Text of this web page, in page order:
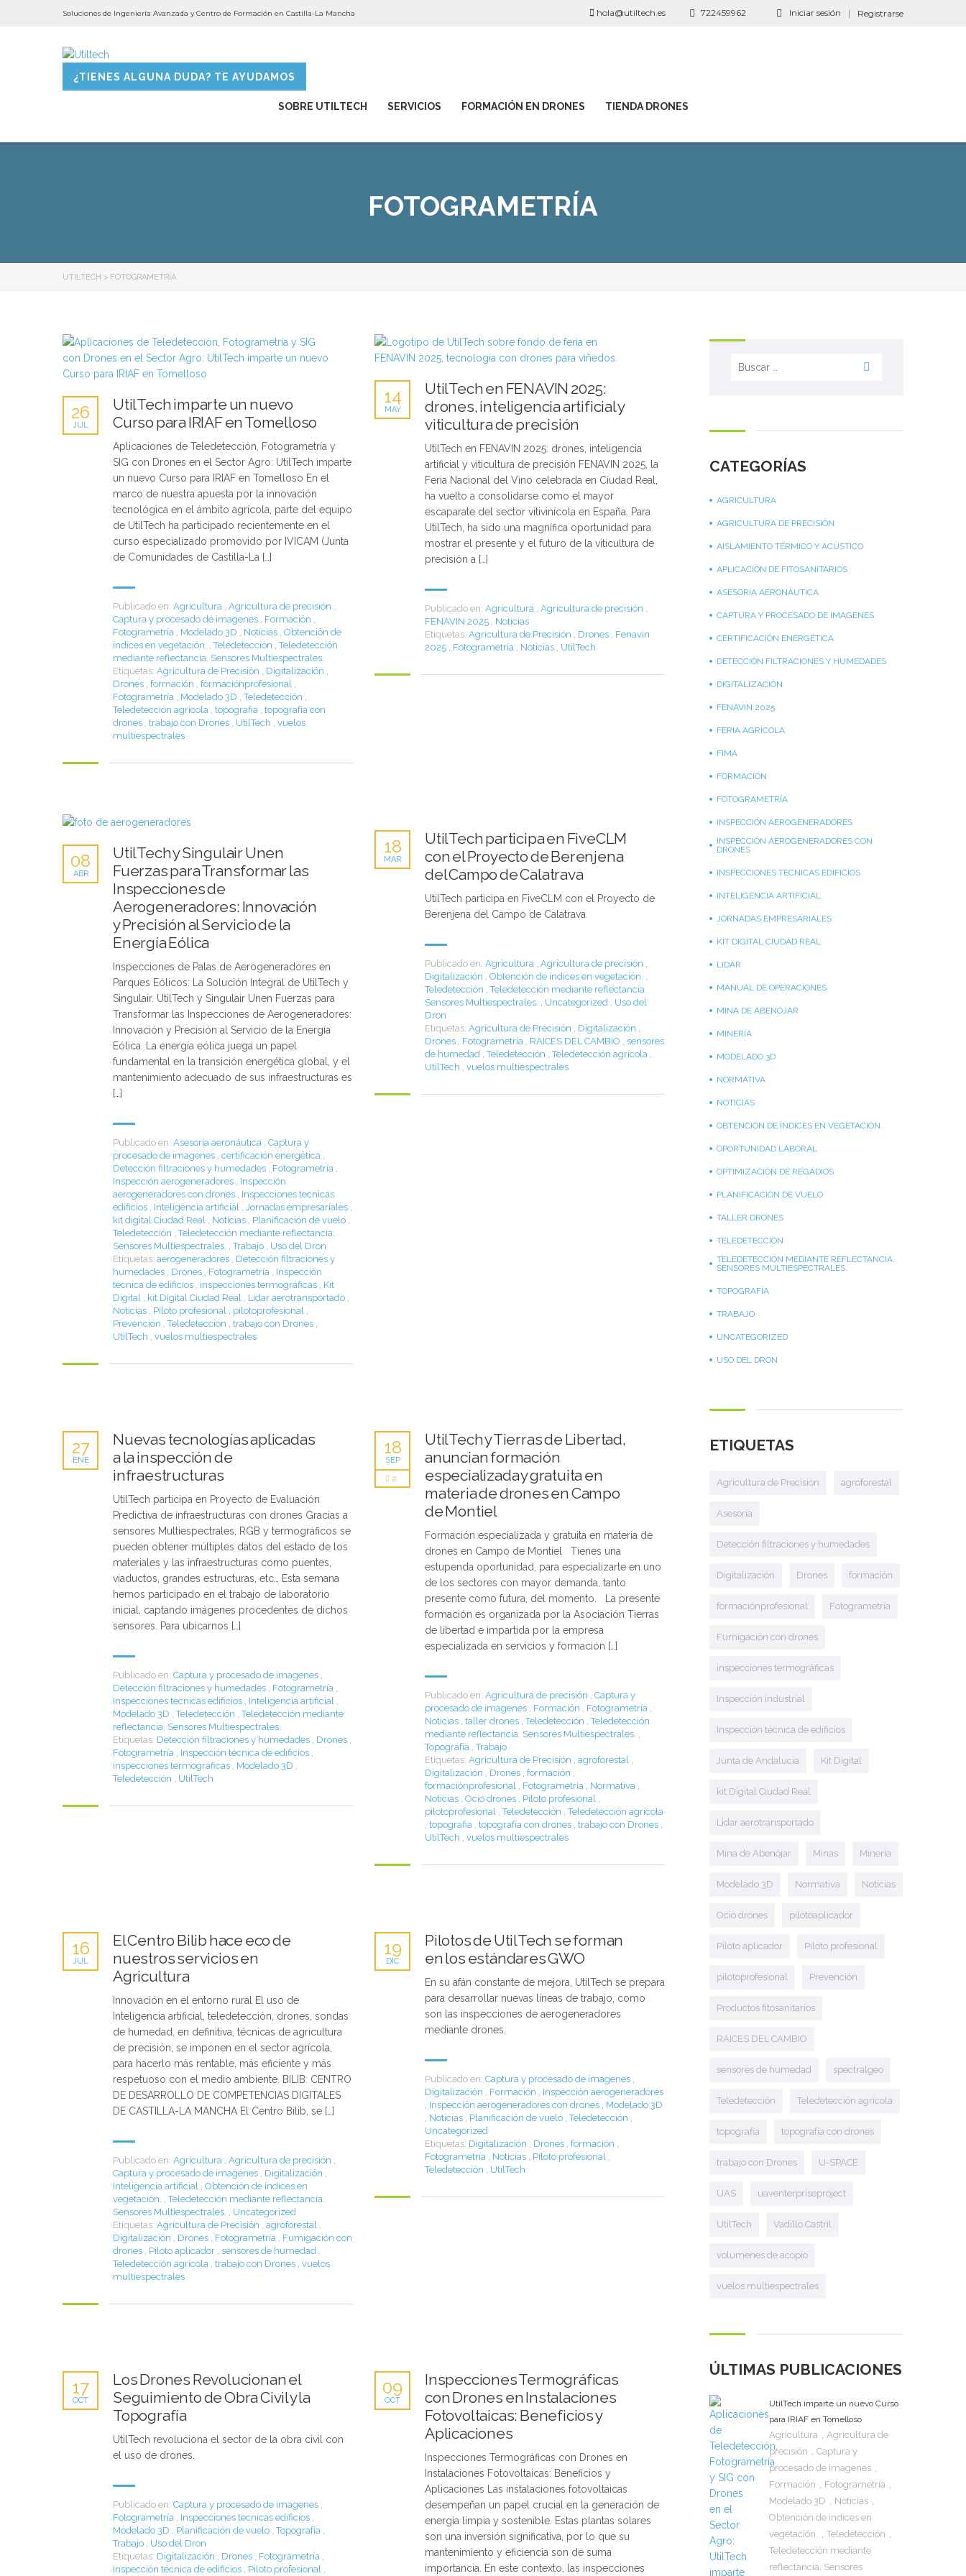
Iniciar sesión Registrarse
Soluciones de Ingeniería Avanzada y Centro de Formación en Castilla-La Mancha 722459962
hola@utiltech.es
¿TIENES ALGUNA DUDA? TE AYUDAMOS
SOBRE UTILTECH SERVICIOS FORMACIÓN EN DRONES TIENDA DRONES
FOTOGRAMETRÍA
UTILTECH > FOTOGRAMETRÍA
UtilTech imparte un nuevo
Curso para IRIAF en Tomelloso
26
JUL
Aplicaciones de Teledetección, Fotogrametría y
SIG con Drones en el Sector Agro: UtilTech imparte
un nuevo Curso para IRIAF en Tomelloso En el
marco de nuestra apuesta por la innovación
tecnológica en el ámbito agrícola, parte del equipo
de UtilTech ha participado recientemente en el
curso especializado promovido por IVICAM (Junta
de Comunidades de Castilla-La […]
Publicado en: Agricultura , Agricultura de precisión ,
Captura y procesado de imagenes , Formación ,
Fotogrametría , Modelado 3D , Noticias , Obtención de
índices en vegetación. , Teledetección , Teledetección
mediante reflectancia. Sensores Multiespectrales.
Etiquetas: Agricultura de Precisión , Digitalización ,
Drones , formación , formaciónprofesional ,
Fotogrametría , Modelado 3D , Teledetección ,
Teledetección agrícola , topografia , topografía con
drones , trabajo con Drones , UtilTech , vuelos
multiespectrales
UtilTech en FENAVIN 2025:
drones, inteligencia artificial y
viticultura de precisión
14
MAY
UtilTech en FENAVIN 2025: drones, inteligencia
artificial y viticultura de precisión FENAVIN 2025, la
Feria Nacional del Vino celebrada en Ciudad Real,
ha vuelto a consolidarse como el mayor
escaparate del sector vitivinícola en España. Para
UtilTech, ha sido una magnífica oportunidad para
mostrar el presente y el futuro de la viticultura de
precisión a […]
Publicado en: Agricultura , Agricultura de precisión ,
FENAVIN 2025 , Noticias
Etiquetas: Agricultura de Precisión , Drones , Fenavin
2025 , Fotogrametría , Noticias , UtilTech
UtilTech y Singulair Unen
Fuerzas para Transformar las
Inspecciones de
Aerogeneradores: Innovación
y Precisión al Servicio de la
Energía Eólica
08
ABR
Inspecciones de Palas de Aerogeneradores en
Parques Eólicos: La Solución Integral de UtilTech y
Singulair. UtilTech y Singulair Unen Fuerzas para
Transformar las Inspecciones de Aerogeneradores:
Innovación y Precisión al Servicio de la Energía
Eólica. La energía eólica juega un papel
fundamental en la transición energética global, y el
mantenimiento adecuado de sus infraestructuras es
[…]
Publicado en: Asesoría aeronáutica , Captura y
procesado de imagenes , certificación energética ,
Detección filtraciones y humedades , Fotogrametría ,
Inspección aerogeneradores , Inspección
aerogeneradores con drones , Inspecciones tecnicas
edificios , Inteligencia artificial , Jornadas empresariales ,
kit digital Ciudad Real , Noticias , Planificación de vuelo ,
Teledetección , Teledetección mediante reflectancia.
Sensores Multiespectrales. , Trabajo , Uso del Dron
Etiquetas: aerogeneradores , Detección filtraciones y
humedades , Drones , Fotogrametría , Inspección
técnica de edificios , inspecciones termográficas , Kit
Digital , kit Digital Ciudad Real , Lidar aerotransportado ,
Noticias , Piloto profesional , pilotoprofesional ,
Prevención , Teledetección , trabajo con Drones ,
UtilTech , vuelos multiespectrales
UtilTech participa en FiveCLM
con el Proyecto de Berenjena
del Campo de Calatrava
18
MAR
UtilTech participa en FiveCLM con el Proyecto de
Berenjena del Campo de Calatrava
Publicado en: Agricultura , Agricultura de precisión ,
Digitalización , Obtención de índices en vegetación. ,
Teledetección , Teledetección mediante reflectancia.
Sensores Multiespectrales. , Uncategorized , Uso del
Dron
Etiquetas: Agricultura de Precisión , Digitalización ,
Drones , Fotogrametría , RAICES DEL CAMBIO , sensores
de humedad , Teledetección , Teledetección agrícola ,
UtilTech , vuelos multiespectrales
Nuevas tecnologías aplicadas
a la inspección de
infraestructuras
27
ENE
UtilTech participa en Proyecto de Evaluación
Predictiva de infraestructuras con drones Gracias a
sensores Multiespectrales, RGB y termográficos se
pueden obtener múltiples datos del estado de los
materiales y las infraestructuras como puentes,
viaductos, grandes estructuras, etc… Esta semana
hemos participado en el trabajo de laboratorio
inicial, captando imágenes procedentes de dichos
sensores. Para ubicarnos […]
Publicado en: Captura y procesado de imagenes ,
Detección filtraciones y humedades , Fotogrametría ,
Inspecciones tecnicas edificios , Inteligencia artificial ,
Modelado 3D , Teledetección , Teledetección mediante
reflectancia. Sensores Multiespectrales.
Etiquetas: Detección filtraciones y humedades , Drones ,
Fotogrametría , Inspección técnica de edificios ,
inspecciones termográficas , Modelado 3D ,
Teledetección , UtilTech
UtilTech y Tierras de Libertad,
anuncian formación
especializada y gratuita en
materia de drones en Campo
de Montiel
18
SEP
2
Formación especializada y gratuita en materia de
drones en Campo de Montiel Tienes una
estupenda oportunidad, para especializarte en uno
de los sectores con mayor demanda, tanto
presente como futura, del momento. La presente
formación es organizada por la Asociación Tierras
de libertad e impartida por la empresa
especializada en servicios y formación […]
Publicado en: Agricultura de precisión , Captura y
procesado de imagenes , Formación , Fotogrametría ,
Noticias , taller drones , Teledetección , Teledetección
mediante reflectancia. Sensores Multiespectrales. ,
Topografía , Trabajo
Etiquetas: Agricultura de Precisión , agroforestal ,
Digitalización , Drones , formación ,
formaciónprofesional , Fotogrametría , Normativa ,
Noticias , Ocio drones , Piloto profesional ,
pilotoprofesional , Teledetección , Teledetección agrícola
, topografia , topografía con drones , trabajo con Drones ,
UtilTech , vuelos multiespectrales
El Centro Bilib hace eco de
nuestros servicios en
Agricultura
16
JUL
Innovación en el entorno rural El uso de
Inteligencia artificial, teledetección, drones, sondas
de humedad, en definitiva, técnicas de agricultura
de precisión, se imponen en el sector agrícola,
para hacerlo más rentable, más eficiente y más
respetuoso con el medio ambiente. BILIB: CENTRO
DE DESARROLLO DE COMPETENCIAS DIGITALES
DE CASTILLA-LA MANCHA El Centro Bilib, se […]
Publicado en: Agricultura , Agricultura de precisión ,
Captura y procesado de imagenes , Digitalización ,
Inteligencia artificial , Obtención de índices en
vegetación. , Teledetección mediante reflectancia.
Sensores Multiespectrales. , Uncategorized
Etiquetas: Agricultura de Precisión , agroforestal ,
Digitalización , Drones , Fotogrametría , Fumigación con
drones , Piloto aplicador , sensores de humedad ,
Teledetección agrícola , trabajo con Drones , vuelos
multiespectrales
Pilotos de UtilTech se forman
en los estándares GWO
19
DIC
En su afán constante de mejora, UtilTech se prepara
para desarrollar nuevas líneas de trabajo, como
son las inspecciones de aerogeneradores
mediante drones.
Publicado en: Captura y procesado de imagenes ,
Digitalización , Formación , Inspección aerogeneradores
, Inspección aerogeneradores con drones , Modelado 3D
, Noticias , Planificación de vuelo , Teledetección ,
Uncategorized
Etiquetas: Digitalización , Drones , formación ,
Fotogrametría , Noticias , Piloto profesional ,
Teledetección , UtilTech
Los Drones Revolucionan el
Seguimiento de Obra Civil y la
Topografía
17
OCT
UtilTech revoluciona el sector de la obra civil con
el uso de drones.
Publicado en: Captura y procesado de imagenes ,
Fotogrametría , Inspecciones tecnicas edificios ,
Modelado 3D , Planificación de vuelo , Topografía ,
Trabajo , Uso del Dron
Etiquetas: Digitalización , Drones , Fotogrametría ,
Inspección técnica de edificios , Piloto profesional ,
Inspecciones Termográficas
con Drones en Instalaciones
Fotovoltaicas: Beneficios y
Aplicaciones
09
OCT
Inspecciones Termográficas con Drones en
Instalaciones Fotovoltaicas: Beneficios y
Aplicaciones Las instalaciones fotovoltaicas
desempeñan un papel crucial en la generación de
energía limpia y sostenible. Estas plantas solares
son una inversión significativa, por lo que su
mantenimiento y eficiencia son de suma
importancia. En este contexto, las inspecciones
Buscar:
CATEGORÍAS
AGRICULTURA
AGRICULTURA DE PRECISIÓN
AISLAMIENTO TÉRMICO Y ACÚSTICO
APLICACIÓN DE FITOSANITARIOS
ASESORÍA AERONÁUTICA
CAPTURA Y PROCESADO DE IMAGENES
CERTIFICACIÓN ENERGÉTICA
DETECCIÓN FILTRACIONES Y HUMEDADES
DIGITALIZACIÓN
FENAVIN 2025
FERIA AGRÍCOLA
FIMA
FORMACIÓN
FOTOGRAMETRÍA
INSPECCIÓN AEROGENERADORES
INSPECCIÓN AEROGENERADORES CON
DRONES
INSPECCIONES TECNICAS EDIFICIOS
INTELIGENCIA ARTIFICIAL
JORNADAS EMPRESARIALES
KIT DIGITAL CIUDAD REAL
LIDAR
MANUAL DE OPERACIONES
MINA DE ABENÓJAR
MINERÍA
MODELADO 3D
NORMATIVA
NOTICIAS
OBTENCIÓN DE ÍNDICES EN VEGETACIÓN.
OPORTUNIDAD LABORAL
OPTIMIZACIÓN DE REGADIOS
PLANIFICACIÓN DE VUELO
TALLER DRONES
TELEDETECCIÓN
TELEDETECCIÓN MEDIANTE REFLECTANCIA.
SENSORES MULTIESPECTRALES.
TOPOGRAFÍA
TRABAJO
UNCATEGORIZED
USO DEL DRON
ETIQUETAS
Agricultura de Precisión agroforestal
Asesoría
Detección filtraciones y humedades
Digitalización Drones formación
formaciónprofesional Fotogrametría
Fumigación con drones
inspecciones termográficas
Inspección industrial
Inspección técnica de edificios
Junta de Andalucía Kit Digital
kit Digital Ciudad Real
Lidar aerotransportado
Mina de Abenójar Minas Minería
Modelado 3D Normativa Noticias
Ocio drones pilotoaplicador
Piloto aplicador Piloto profesional
pilotoprofesional Prevención
Productos fitosanitarios
RAICES DEL CAMBIO
sensores de humedad spectralgeo
Teledetección Teledetección agrícola
topografia topografía con drones
trabajo con Drones U-SPACE
UAS uaventerpriseproject
UtilTech Vadillo Castril
volumenes de acopio
vuelos multiespectrales
ÚLTIMAS PUBLICACIONES
UtilTech imparte un nuevo Curso
para IRIAF en Tomelloso
Agricultura
Agricultura de
precisión
Captura y
procesado de imagenes
Formación Fotogrametría
Modelado 3D Noticias
Obtención de índices en
vegetación.
Teledetección
Teledetección mediante
reflectancia. Sensores